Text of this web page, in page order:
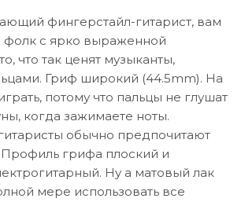
фингерстайл-гитарист, вам
фолк с ярко выраженной
что так ценят музыканты,
Гриф широкий (44.5mm). На
потому что пальцы не глушат
когда зажимаете ноты.
обычно предпочитают
Профиль грифа плоский и
Ну а матовый лак
мере использовать все